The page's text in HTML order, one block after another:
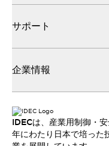
サポート
企業情報
IDECは、産業用制御・
年にわたり日本で培った